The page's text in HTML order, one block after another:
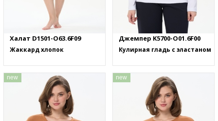
Халат D1501-O63.6F09
Жаккард хлопок
Джемпер K5700-O01.6F00
Кулирная гладь с эластаном
new new